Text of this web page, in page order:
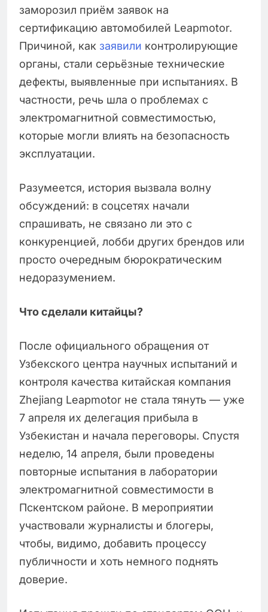
заморозил приём заявок на
сертификацию автомобилей Leapmotor.
Причиной, как заявили контролирующие
органы, стали серьёзные технические
дефекты, выявленные при испытаниях. В
частности, речь шла о проблемах с
электромагнитной совместимостью,
которые могли влиять на безопасность
эксплуатации.
Разумеется, история вызвала волну
обсуждений: в соцсетях начали
спрашивать, не связано ли это с
конкуренцией, лобби других брендов или
просто очередным бюрократическим
недоразумением.
Что сделали китайцы?
После официального обращения от
Узбекского центра научных испытаний и
контроля качества китайская компания
Zhejiang Leapmotor не стала тянуть — уже
7 апреля их делегация прибыла в
Узбекистан и начала переговоры. Спустя
неделю, 14 апреля, были проведены
повторные испытания в лаборатории
электромагнитной совместимости в
Пскентском районе. В мероприятии
участвовали журналисты и блогеры,
чтобы, видимо, добавить процессу
публичности и хоть немного поднять
доверие.